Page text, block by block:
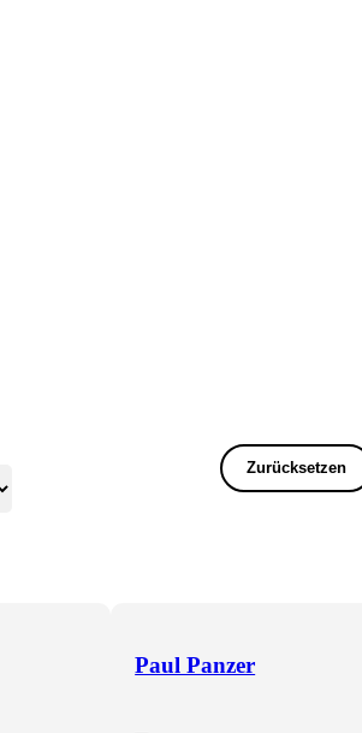
Zurücksetzen
Paul Panzer